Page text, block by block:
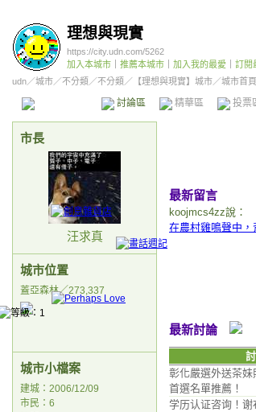
理想與現實
https://city.udn.com/5262
加入本城市
推薦本城市 加入我的最愛
訂閱
udn／城市／不分類 ／不分類 ／ 【理想與現實】城市／城市首
討論區 精華區 投票
市長
汪求真
城市位置
蓋亞森林／273,337
城市小檔案
建城：2006/12/09
市民：6
最新留言
koojmcs4zz說：
在農村雞鳴聲中
最新討論
彰化嚴選外送茶
首選名單推薦！
学历认证咨询！